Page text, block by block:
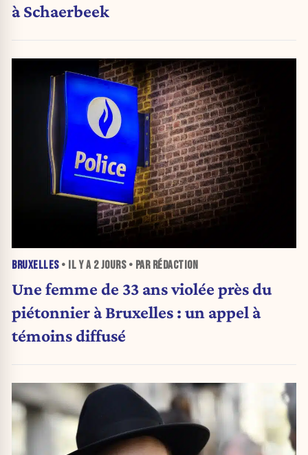
à Schaerbeek
BRUXELLES• IL Y A 2 JOURS• PAR RÉDACTION
Une femme de 33 ans violée près du
piétonnier à Bruxelles : un appel à
témoins diffusé